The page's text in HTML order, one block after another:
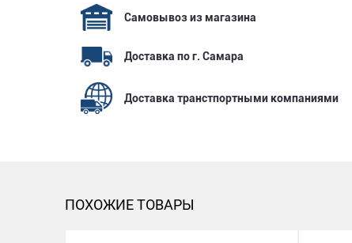
Самовывоз из магазина
Доставка по г. Самара
Доставка транстпортными компаниями
ПОХОЖИЕ ТОВАРЫ